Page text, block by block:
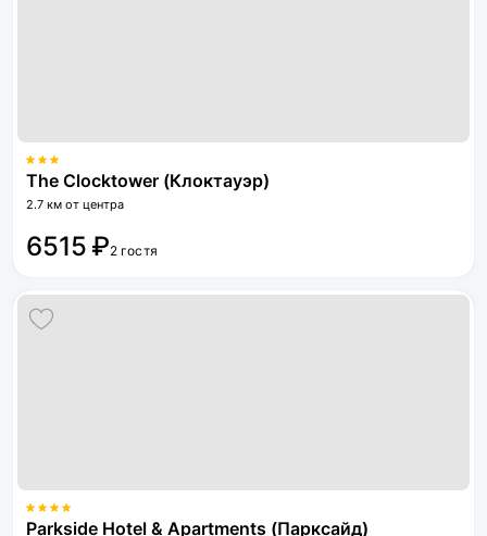
The Clocktower (Клоктауэр)
2.7 км от центра
6515 ₽2 гостя
Parkside Hotel & Apartments (Парксайд)